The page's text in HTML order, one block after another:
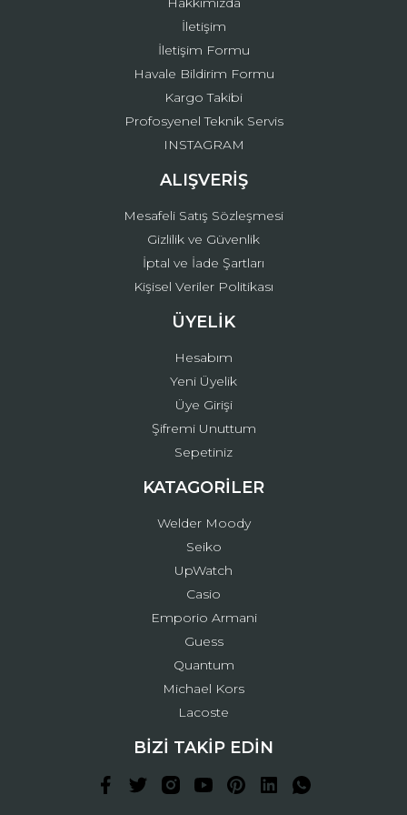
Gönder
İletişim
İletişim Formu
Havale Bildirim Formu
Kargo Takibi
Profosyenel Teknik Servis
INSTAGRAM
ALIŞVERİŞ
Mesafeli Satış Sözleşmesi
Gizlilik ve Güvenlik
İptal ve İade Şartları
Kişisel Veriler Politikası
ÜYELİK
Hesabım
Yeni Üyelik
Üye Girişi
Şifremi Unuttum
Sepetiniz
KATAGORİLER
Welder Moody
Seiko
UpWatch
Casio
Emporio Armani
Guess
Quantum
Michael Kors
Lacoste
BİZİ TAKİP EDİN